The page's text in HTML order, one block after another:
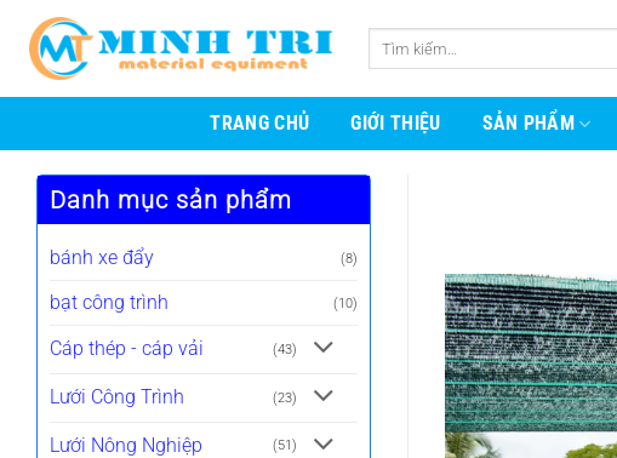
qua
dung
Tìm
TRANG CHỦ GIỚI THIỆU SẢN PHẨM
Danh mục sản phẩm
bánh xe đẩy (8)
bạt công trình (10)
Cáp thép - cáp vải (43)
Lưới Công Trình (23)
Lưới Nông Nghiệp (51)